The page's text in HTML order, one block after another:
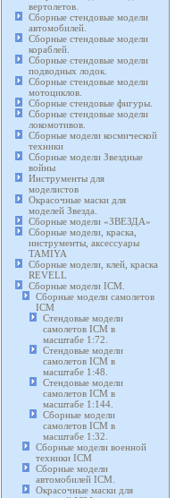
вертолетов.
Сборные стендовые модели
автомобилей.
Сборные стендовые модели
кораблей.
Сборные стендовые модели
подводных лодок.
Сборные стендовые модели
мотоциклов.
Сборные стендовые фигуры.
Сборные стендовые модели
локомотивов.
Сборные модели космической
техники
Сборные модели Звездные
войны
Инструменты для
моделистов
Окрасочные маски для
моделей Звезда.
Сборные модели «ЗВЕЗДА»
Сборные модели, краска,
инструменты, аксессуары
TAMIYA
Сборные модели, клей, краска
REVELL
Сборные модели ICM.
Сборные модели самолетов
ICM
Стендовые модели
самолетов ICM в
масштабе 1:72.
Стендовые модели
самолетов ICM в
масштабе 1:48.
Стендовые модели
самолетов ICM в
масштабе 1:144.
Сборные модели
самолетов ICM в
масштабе 1:32.
Сборные модели военной
техники ICM
Сборные модели
автомобилей ICM.
Окрасочные маски для